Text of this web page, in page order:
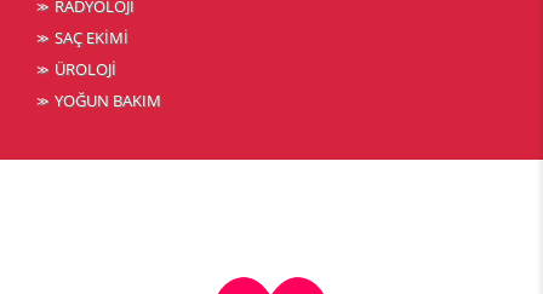
RADYOLOJİ
SAÇ EKİMİ
ÜROLOJİ
YOĞUN BAKIM